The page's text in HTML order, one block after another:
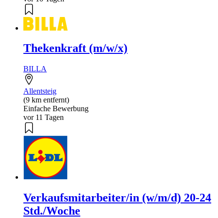
Thekenkraft (m/w/x)
BILLA
Allentsteig
(9 km entfernt)
Einfache Bewerbung
vor 11 Tagen
Verkaufsmitarbeiter/in (w/m/d) 20-24
Std./Woche